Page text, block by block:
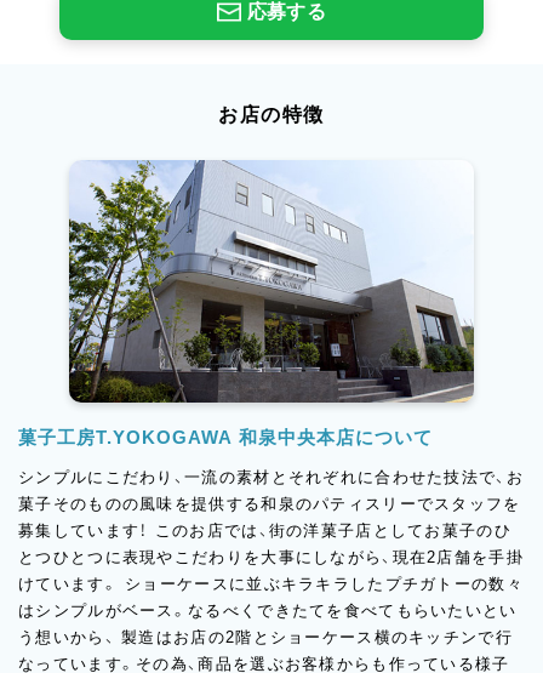
応募する
お店の特徴
菓子工房T.YOKOGAWA 和泉中央本店について
シンプルにこだわり、一流の素材とそれぞれに合わせた技法で、お
菓子そのものの風味を提供する和泉のパティスリーでスタッフを
募集しています！ このお店では、街の洋菓子店としてお菓子のひ
とつひとつに表現やこだわりを大事にしながら、現在2店舗を手掛
けています。 ショーケースに並ぶキラキラしたプチガトーの数々
はシンプルがベース。なるべくできたてを食べてもらいたいとい
う想いから、 製造はお店の2階とショーケース横のキッチンで行
なっています。その為、商品を選ぶお客様からも作っている様子